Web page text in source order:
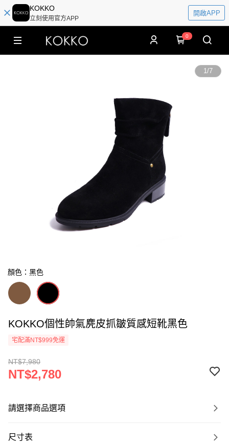
KOKKO
立刻使用官方APP
開啟APP
0
1/7
顏色：黑色
KOKKO個性帥氣麂皮抓皺質感短靴黑色
宅配滿NT$999免運
NT$7,980
NT$2,780
請選擇商品選項
尺寸表